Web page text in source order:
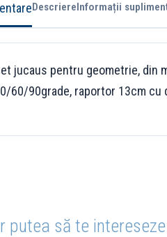
DescriereInformații
jucaus pentru geometrie, din
60/90grade, raportor 13cm cu
putea să te